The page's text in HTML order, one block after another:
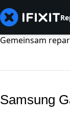
Gemeinsam
Samsung